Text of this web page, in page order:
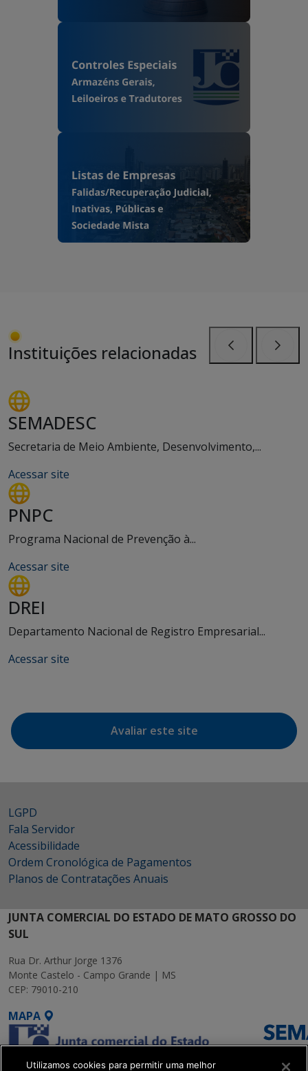
Instituições relacionadas
SEMADESC
Secretaria de Meio Ambiente, Desenvolvimento,...
Acessar site
PNPC
Programa Nacional de Prevenção à...
Acessar site
DREI
Departamento Nacional de Registro Empresarial...
Acessar site
Avaliar este site
LGPD
Fala Servidor
Acessibilidade
Ordem Cronológica de Pagamentos
Planos de Contratações Anuais
JUNTA COMERCIAL DO ESTADO DE MATO GROSSO DO
SUL
Rua Dr. Arthur Jorge 1376
Monte Castelo - Campo Grande | MS
CEP: 79010-210
MAPA
Utilizamos cookies para permitir uma melhor